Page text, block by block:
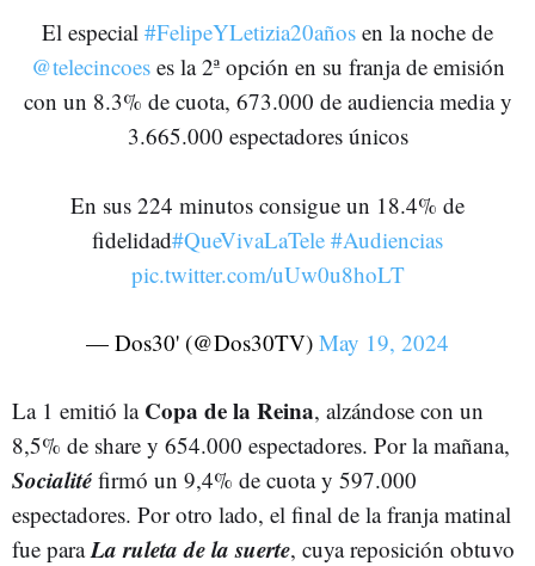
El especial #FelipeYLetizia20años en la noche de
@telecincoeses la 2ª opción en su franja de emisión
con un 8.3% de cuota, 673.000 de audiencia media y
3.665.000 espectadores únicos
En sus 224 minutos consigue un 18.4% de
fidelidad#QueVivaLaTele #Audiencias
pic.twitter.com/uUw0u8hoLT
— Dos30' (@Dos30TV) May 19, 2024
La 1 emitió la Copa de la Reina, alzándose con un
8,5% de share y 654.000 espectadores. Por la mañana,
Socialité firmó un 9,4% de cuota y 597.000
espectadores. Por otro lado, el final de la franja matinal
fue paraLa ruleta de la suerte, cuya reposición obtuvo